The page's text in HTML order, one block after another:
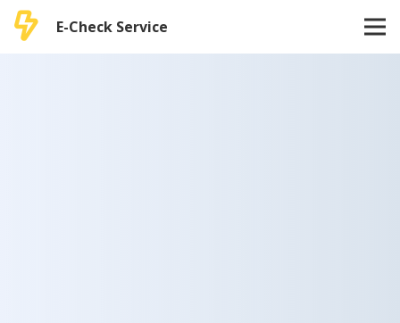
E-Check Service